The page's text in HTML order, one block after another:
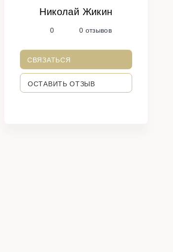
Николай Жикин
0 0 отзывов
СВЯЗАТЬСЯ
ОСТАВИТЬ ОТЗЫВ